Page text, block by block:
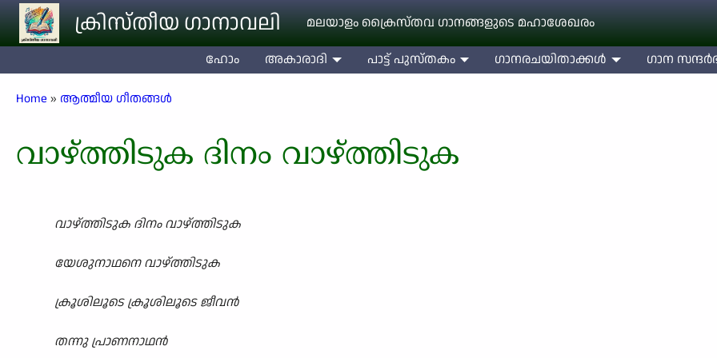
Skip to main contentക്രിസ്തീയ ഗാനാവലി മലയാളം ക്രൈസ്തവ ഗാനങ്ങളുടെ മഹാശേഖരം
ഹോം അകാരാദി പാട്ട് പുസ്തകം ഗാനരചയിതാക്കള്‍ ഗാന
Breadcrumb
Home ആത്മീയ ഗീതങ്ങൾ
വാഴ്ത്തിടുക ദിനം വാഴ്ത്തിടുക
വാഴ്ത്തിടുക ദിനം വാഴ്ത്തിടുക
യേശുനാഥനെ വാഴ്ത്തിടുക
ക്രൂശിലൂടെ ക്രൂശിലൂടെ ജീവൻ
തന്നു പ്രാണനാഥൻ